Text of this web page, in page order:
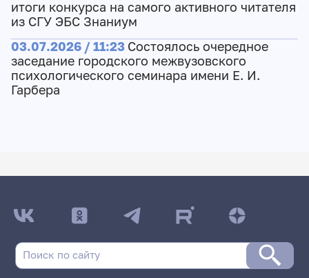
итоги конкурса на самого активного читателя
из СГУ ЭБС Знаниум
03.07.2026 / 11:23 Состоялось очередное
заседание городского межвузовского
психологического семинара имени Е. И.
Гарбера